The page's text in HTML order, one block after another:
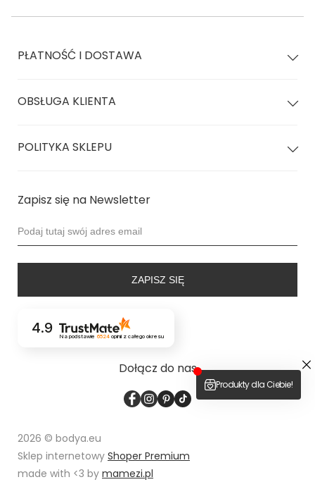
PŁATNOŚĆ I DOSTAWA
OBSŁUGA KLIENTA
POLITYKA SKLEPU
Zapisz się na Newsletter
ZAPISZ SIĘ
4.9
Na podstawie 6524opinii z całego okresu
Dołącz do nas
2026 © bodya.eu
Sklep internetowy Shoper Premium
made with <3 by mamezi.pl